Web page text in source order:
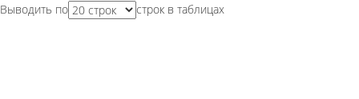
Выводить по строк в таблицах